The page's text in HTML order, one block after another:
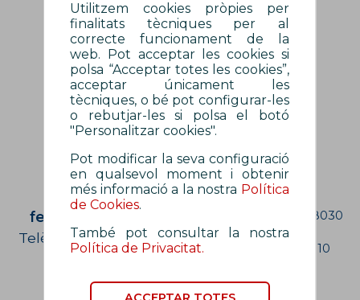
El curs sol·licitat ja no està disponible.
Contacte
fepol@fepol.cat
Telèfon: 933 426 810
On som?
Carrer Malats, 27 | 08030
Barcelona
Telèfon: 933 426 810
Utilitzem cookies pròpies per
finalitats tècniques per al
correcte funcionament de la
web. Pot acceptar les cookies si
polsa “Acceptar totes les cookies”,
acceptar únicament les
tècniques, o bé pot configurar-les
o rebutjar-les si polsa el botó
"Personalitzar cookies".
Pot modificar la seva configuració
en qualsevol moment i obtenir
més informació a la nostra Política
de Cookies.
També pot consultar la nostra
Política de Privacitat.